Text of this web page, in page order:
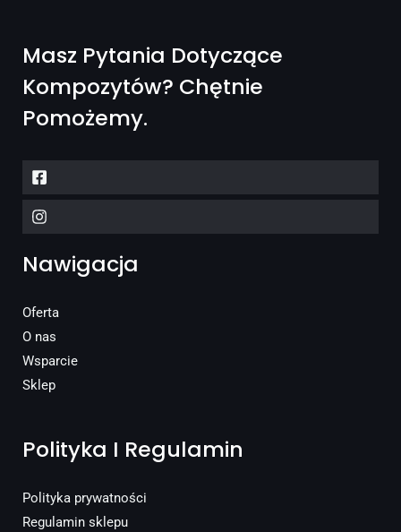
Masz Pytania Dotyczące
Kompozytów? Chętnie
Pomożemy.
Nawigacja
Oferta
O nas
Wsparcie
Sklep
Polityka I Regulamin
Polityka prywatności
Regulamin sklepu